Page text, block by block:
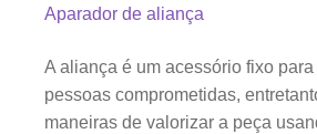
Aparador de aliança
A aliança é um acessório fixo
pessoas comprometidas,
maneiras de valorizar a peça